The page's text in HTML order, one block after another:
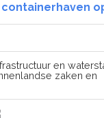
en
zaken en